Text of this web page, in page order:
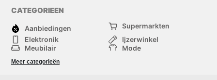
CATEGORIEEN
Aanbiedingen
Supermarkten
Elektronik
Ijzerwinkel
Meubilair
Mode
Schoonheid
Meer categorieën